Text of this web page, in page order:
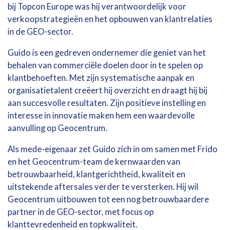
bij Topcon Europe was hij verantwoordelijk voor
verkoopstrategieën en het opbouwen van klantrelaties
in de GEO-sector.
Guido is een gedreven ondernemer die geniet van het
behalen van commerciële doelen door in te spelen op
klantbehoeften. Met zijn systematische aanpak en
organisatietalent creëert hij overzicht en draagt hij bij
aan succesvolle resultaten. Zijn positieve instelling en
interesse in innovatie maken hem een waardevolle
aanvulling op Geocentrum.
Als mede-eigenaar zet Guido zich in om samen met Frido
en het Geocentrum-team de kernwaarden van
betrouwbaarheid, klantgerichtheid, kwaliteit en
uitstekende aftersales verder te versterken. Hij wil
Geocentrum uitbouwen tot een nog betrouwbaardere
partner in de GEO-sector, met focus op
klanttevredenheid en topkwaliteit.